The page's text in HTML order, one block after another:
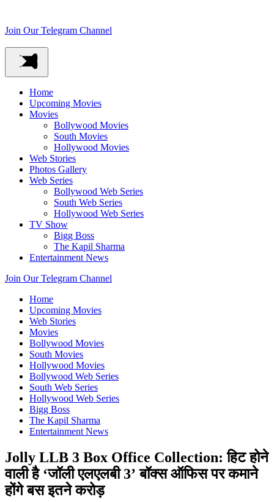
Join Our Telegram Channel
Home
Upcoming Movies
Movies
Bollywood Movies
South Movies
Hollywood Movies
Web Stories
Photos Gallery
Web Series
Bollywood Web Series
South Web Series
Hollywood Web Series
TV Show
Bigg Boss
The Kapil Sharma
Entertainment News
Join Our Telegram Channel
Home
Upcoming Movies
Web Stories
Movies
Bollywood Movies
South Movies
Hollywood Movies
Bollywood Web Series
South Web Series
Hollywood Web Series
Bigg Boss
The Kapil Sharma
Entertainment News
Jolly LLB 3 Box Office Collection: हिट होने
वाली है ‘जॉली एलएलबी 3’ बॉक्स ऑफिस पर कमाने
होंगे बस इतने करोड़